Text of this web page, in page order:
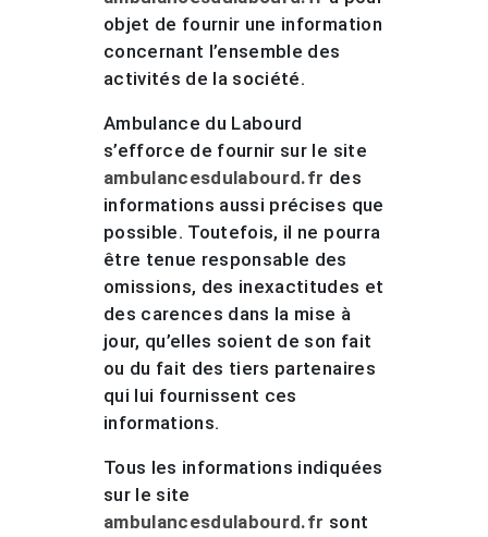
objet de fournir une information
concernant l’ensemble des
activités de la société.
Ambulance du Labourd
s’efforce de fournir sur le site
ambulancesdulabourd.fr des
informations aussi précises que
possible. Toutefois, il ne pourra
être tenue responsable des
omissions, des inexactitudes et
des carences dans la mise à
jour, qu’elles soient de son fait
ou du fait des tiers partenaires
qui lui fournissent ces
informations.
Tous les informations indiquées
sur le site
ambulancesdulabourd.fr sont